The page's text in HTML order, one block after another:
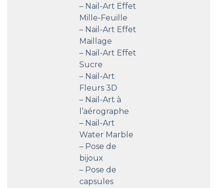
– Nail-Art Effet
Mille-Feuille
– Nail-Art Effet
Maillage
– Nail-Art Effet
Sucre
– Nail-Art
Fleurs 3D
– Nail-Art à
l’aérographe
– Nail-Art
Water Marble
– Pose de
bijoux
– Pose de
capsules